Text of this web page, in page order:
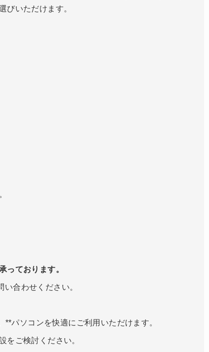
びいただけます。
っております。
合わせください。
パソコンを快適にご利用いただけます。
をご検討ください。